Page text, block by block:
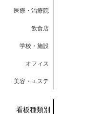
医療・治療院
飲食店
学校・施設
オフィス
美容・エステ
看板種類別